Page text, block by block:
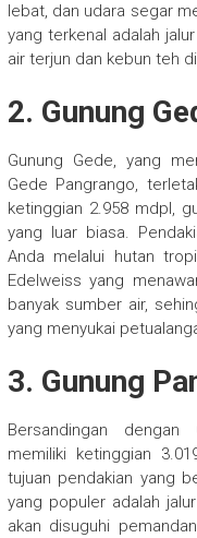
lebat, dan udara segar
yang terkenal adalah
air terjun dan kebun teh
2. Gunung
Gunung Gede, yang
Gede Pangrango,
ketinggian 2.958 mdpl,
yang luar biasa.
Anda melalui hutan
Edelweiss yang
banyak sumber air,
yang menyukai
3. Gunung
Bersandingan dengan
memiliki ketinggian
tujuan pendakian yang
yang populer adalah
akan disuguhi